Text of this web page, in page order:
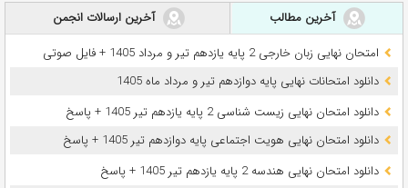
آخرین مطالب
آخرین ارسالات انجمن
امتحان نهایی زبان خارجی 2 پایه یازدهم تیر و مرداد 1405 + فایل صوتی
دانلود امتحانات نهایی پایه دوازدهم تیر و مرداد ماه 1405
دانلود امتحان نهایی زیست شناسی 2 پایه یازدهم تیر 1405 + پاسخ
دانلود امتحان نهایی هویت اجتماعی پایه دوازدهم تیر 1405 + پاسخ
دانلود امتحان نهایی هندسه 2 پایه یازدهم تیر 1405 + پاسخ